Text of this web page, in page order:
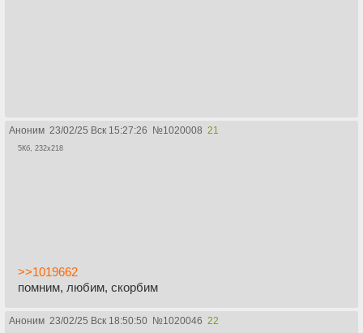
Аноним 23/02/25 Вск 15:27:26 №1020008 21
5Кб, 232x218
>>1019662
помним, любим, скорбим
Аноним 23/02/25 Вск 18:50:50 №1020046 22